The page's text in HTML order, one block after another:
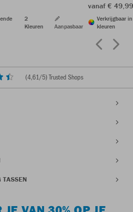
2
Kleuren
Aanpasbaar
vanaf €
Verkrijgbaar
kleuren
(4,61/5) Trusted Shops
TASSEN